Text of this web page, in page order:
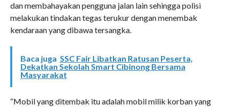
dan membahayakan pengguna jalan lain sehingga polisi
melakukan tindakan tegas terukur dengan menembak
kendaraan yang dibawa tersangka.
Baca juga SSC Fair Libatkan Ratusan Peserta,
Dekatkan Sekolah Smart Cibinong Bersama
Masyarakat
“Mobil yang ditembak itu adalah mobil milik korban yang